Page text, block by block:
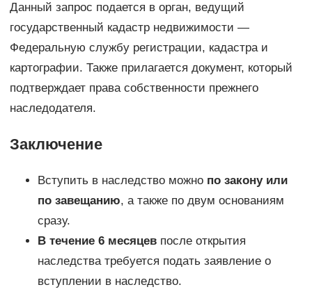
Данный запрос подается в орган, ведущий
государственный кадастр недвижимости —
Федеральную службу регистрации, кадастра и
картографии. Также прилагается документ, который
подтверждает права собственности прежнего
наследодателя.
Заключение
Вступить в наследство можно по закону или
по завещанию, а также по двум основаниям
сразу.
В течение 6 месяцевпосле открытия
наследства требуется подать заявление о
вступлении в наследство.